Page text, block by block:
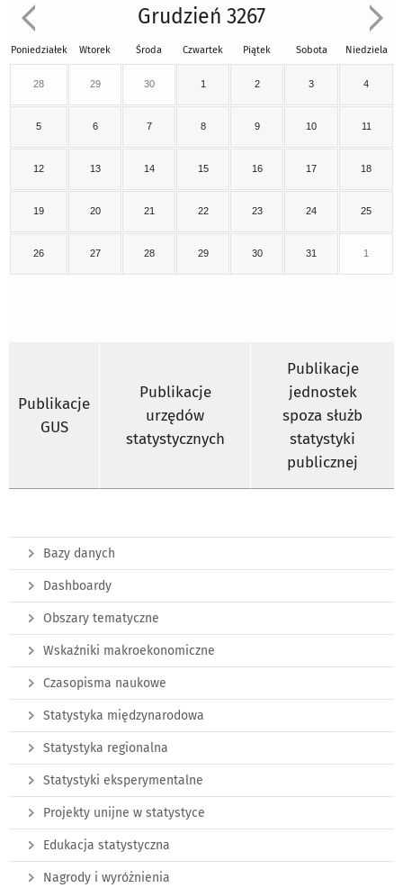
Grudzień 3267
Poniedziałek Wtorek Środa Czwartek Piątek Sobota Niedziela
28 29 30 1 2 3 4
5 6 7 8 9 10 11
12 13 14 15 16 17 18
19 20 21 22 23 24 25
26 27 28 29 30 31 1
Publikacje
GUS
Publikacje
urzędów
statystycznych
Publikacje
jednostek
spoza służb
statystyki
publicznej
Bazy danych
Dashboardy
Obszary tematyczne
Wskaźniki makroekonomiczne
Czasopisma naukowe
Statystyka międzynarodowa
Statystyka regionalna
Statystyki eksperymentalne
Projekty unijne w statystyce
Edukacja statystyczna
Nagrody i wyróżnienia